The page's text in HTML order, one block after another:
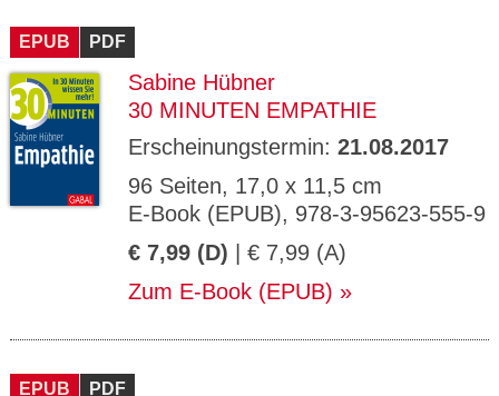
EPUB PDF
Sabine Hübner
30 MINUTEN EMPATHIE
Erscheinungstermin: 21.08.2017
96 Seiten, 17,0 x 11,5 cm
E-Book (EPUB), 978-3-95623-555-9
€ 7,99 (D) | € 7,99 (A)
Zum E-Book (EPUB)
EPUB PDF